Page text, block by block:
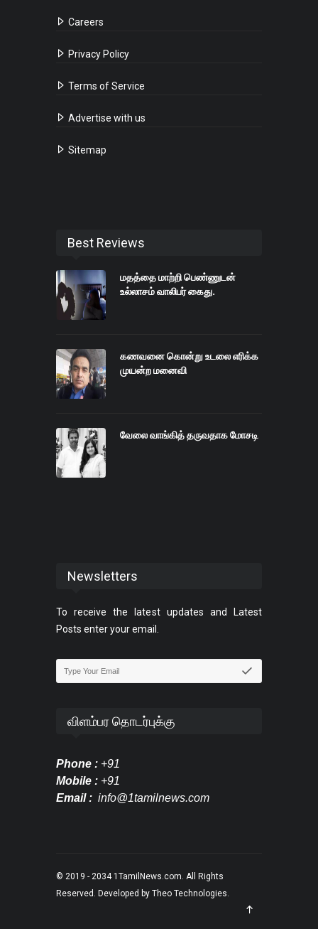
Careers
Privacy Policy
Terms of Service
Advertise with us
Sitemap
Best Reviews
மதத்தை மாற்றி பெண்ணுடன்
உல்லாசம் வாலிபர் கைது.
கணவனை கொன்று உடலை எரிக்க
முயன்ற மனைவி
வேலை வாங்கித் தருவதாக மோசடி
Newsletters
To receive the latest updates and Latest
Posts enter your email.
விளம்பர தொடர்புக்கு
Phone : +91
Mobile : +91
Email : info@1tamilnews.com
© 2019 - 2034 1TamilNews.com. All Rights
Reserved. Developed by Theo Technologies.